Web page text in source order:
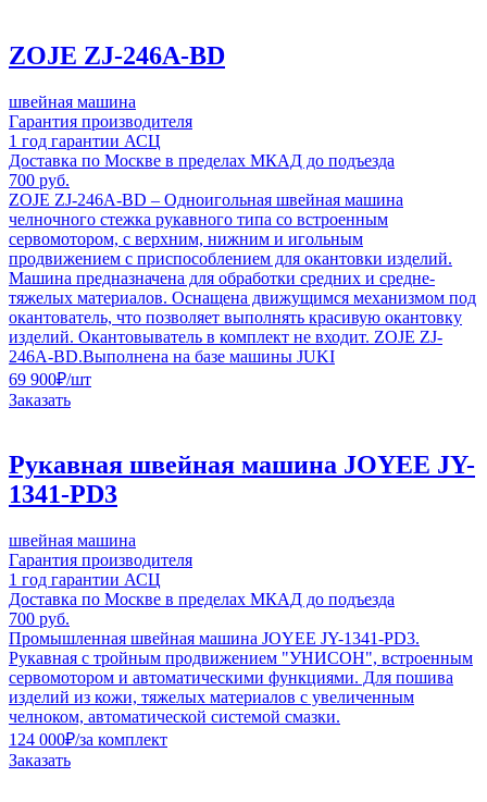
ZOJE ZJ-246A-BD
швейная машина
Гарантия производителя
1 год гарантии АСЦ
Доставка по Москве в пределах МКАД до подъезда
700 руб.
ZOJE ZJ-246A-BD – Одноигольная швейная машина
челночного стежка рукавного типа со встроенным
сервомотором, с верхним, нижним и игольным
продвижением с приспособлением для окантовки изделий.
Машина предназначена для обработки средних и средне-
тяжелых материалов. Оснащена движущимся механизмом под
окантователь, что позволяет выполнять красивую окантовку
изделий. Окантовыватель в комплект не входит. ZOJE ZJ-
246A-BD.Выполнена на базе машины JUKI
69 900₽/шт
Заказать
Рукавная швейная машина JOYEE JY-
1341-PD3
швейная машина
Гарантия производителя
1 год гарантии АСЦ
Доставка по Москве в пределах МКАД до подъезда
700 руб.
Промышленная швейная машина JOYEE JY-1341-PD3.
Рукавная с тройным продвижением "УНИСОН", встроенным
сервомотором и автоматическими функциями. Для пошива
изделий из кожи, тяжелых материалов с увеличенным
челноком, автоматической системой смазки.
124 000₽/за комплект
Заказать